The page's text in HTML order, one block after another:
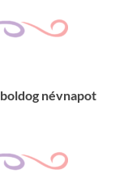
névnapot